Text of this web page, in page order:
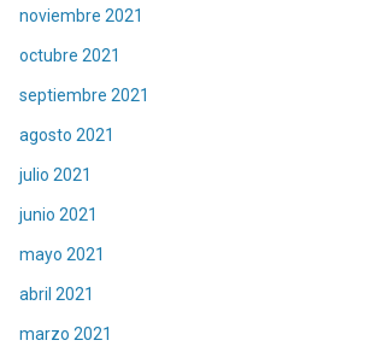
noviembre 2021
octubre 2021
septiembre 2021
agosto 2021
julio 2021
junio 2021
mayo 2021
abril 2021
marzo 2021